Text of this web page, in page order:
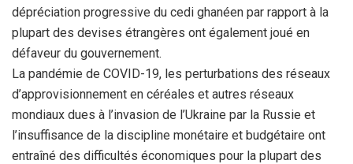
dépréciation progressive du cedi ghanéen par rapport à la
plupart des devises étrangères ont également joué en
défaveur du gouvernement.
La pandémie de COVID-19, les perturbations des réseaux
d’approvisionnement en céréales et autres réseaux
mondiaux dues à l’invasion de l’Ukraine par la Russie et
l’insuffisance de la discipline monétaire et budgétaire ont
entraîné des difficultés économiques pour la plupart des